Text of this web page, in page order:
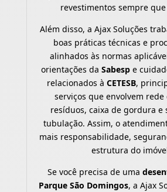
revestimentos sempre
Além disso, a Ajax Soluções
boas práticas técnicas e
alinhados às normas
orientações da Sabespe
relacionados à CETESB,
serviços que envolvem rede
resíduos, caixa de gordura e
tubulação. Assim, o
mais responsabilidade,
estrutura do
Se você precisa de uma
Parque São Domingos, a Ajax